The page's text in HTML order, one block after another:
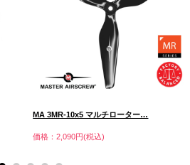
MA 3MR-10x5 マルチローター…
価格：2,090円(税込)